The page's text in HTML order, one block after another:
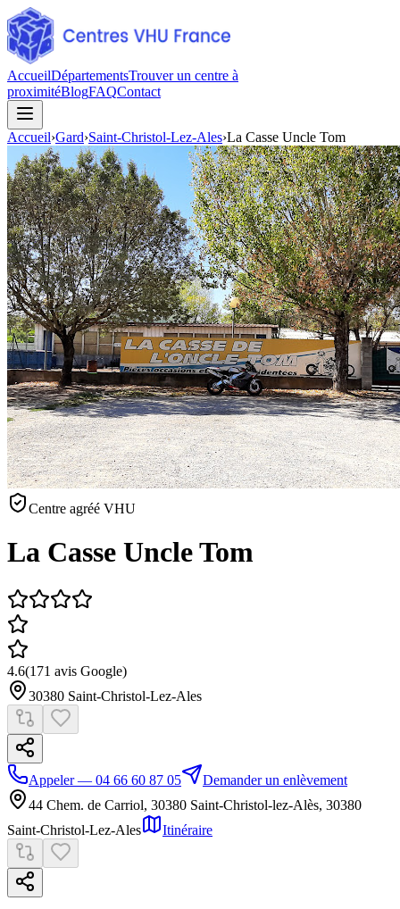
AccueilDépartementsTrouver un centre à
proximitéBlogFAQContact
Accueil›Gard›Saint-Christol-Lez-Ales›La Casse Uncle Tom
Centre agréé VHU
La Casse Uncle Tom
4.6(171 avis Google)
30380 Saint-Christol-Lez-Ales
Appeler — 04 66 60 87 05
Demander un enlèvement
44 Chem. de Carriol, 30380 Saint-Christol-lez-Alès, 30380
Saint-Christol-Lez-Ales
Itinéraire